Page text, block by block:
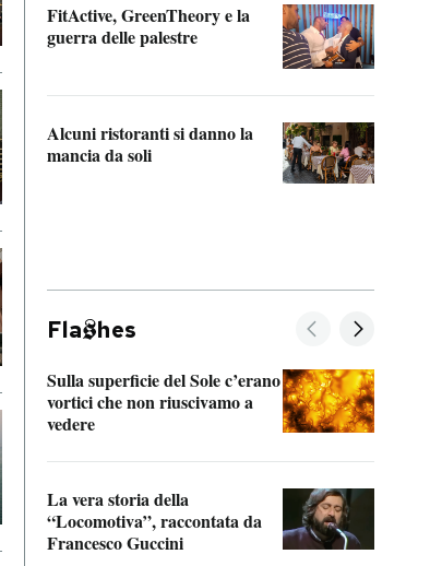
FitActive, GreenTheory e la
guerra delle palestre
Alcuni ristoranti si danno la
mancia da soli
Fla hes
Sulla superficie del Sole c’erano
vortici che non riuscivamo a
vedere
La vera storia della
“Locomotiva”, raccontata da
Francesco Guccini